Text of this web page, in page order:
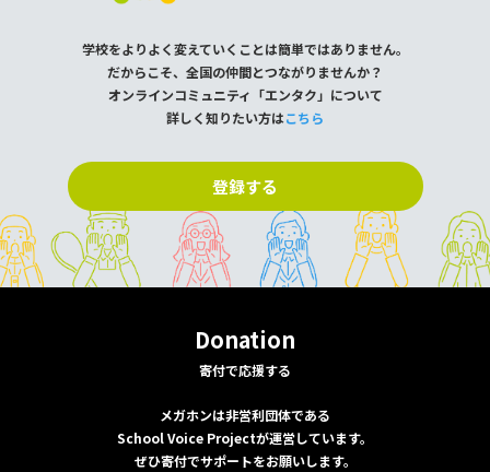
学校をよりよく変えていくことは簡単ではありません。
だからこそ、全国の仲間とつながりませんか？
オンラインコミュニティ「エンタク」について
詳しく知りたい方はこちら
登録する
Donation
寄付で応援する
メガホンは非営利団体である
School Voice Projectが運営しています。
ぜひ寄付でサポートをお願いします。